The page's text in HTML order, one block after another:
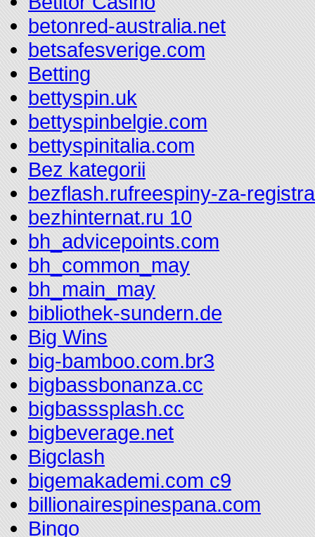
betonred-australia.net
betsafesverige.com
Betting
bettyspin.uk
bettyspinbelgie.com
bettyspinitalia.com
Bez kategorii
bezflash.rufreespiny-za-
bezhinternat.ru 10
bh_advicepoints.com
bh_common_may
bh_main_may
bibliothek-sundern.de
Big Wins
big-bamboo.com.br3
bigbassbonanza.cc
bigbasssplash.cc
bigbeverage.net
Bigclash
bigemakademi.com c9
billionairespinespana.com
Bingo